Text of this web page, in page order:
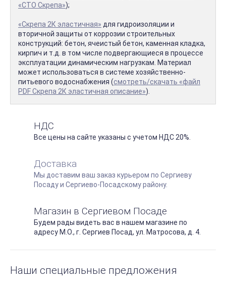
«СТО Скрепа»);
«Скрепа 2К эластичная» для гидроизоляции и
вторичной защиты от коррозии строительных
конструкций: бетон, ячеистый бетон, каменная кладка,
кирпич и т.д. в том числе подвергающиеся в процессе
эксплуатации динамическим нагрузкам. Материал
может использоваться в системе хозяйственно-
питьевого водоснабжения (смотреть/скачать «файл
PDF Скрепа 2К эластичная описание»).
НДС
Все цены на сайте указаны с учетом НДС 20%.
Доставка
Мы доставим ваш заказ курьером по Сергиеву
Посаду и Сергиево-Посадскому району.
Магазин в Сергиевом Посаде
Будем рады видеть вас в нашем магазине по
адресу М.О., г. Сергиев Посад, ул. Матросова, д. 4.
Наши специальные предложения